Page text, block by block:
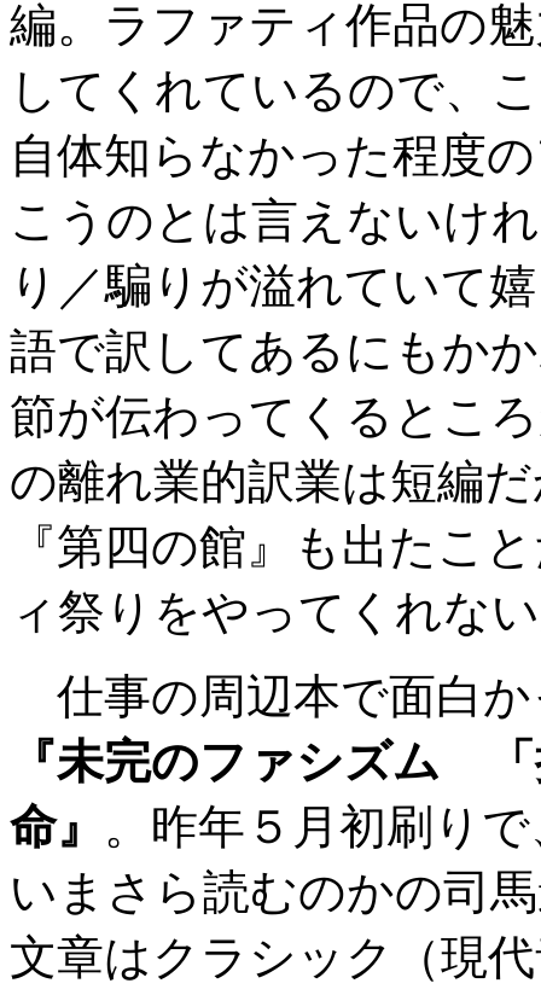
編。ラファティ作品の
してくれているので、
自体知らなかった程度
こうのとは言えないけ
り／騙りが溢れていて
語で訳してあるにもか
節が伝わってくるとこ
の離れ業的訳業は短編
『第四の館』も出たこ
ィ祭りをやってくれな
仕事の周辺本で面白
『未完のファシズム
命』 。昨年５月初刷り
いまさら読むのかの司
文章はクラシック（現